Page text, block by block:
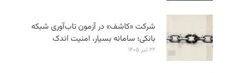
شرکت «کاشف» در آزمون تاب‌آوری شبکه
بانکی؛ سامانه‌ بسیار، امنیت اندک
۲۲ تیر ۱۴۰۵